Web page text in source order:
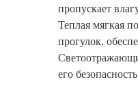
пропускает
Теплая мягкая
прогулок,
его